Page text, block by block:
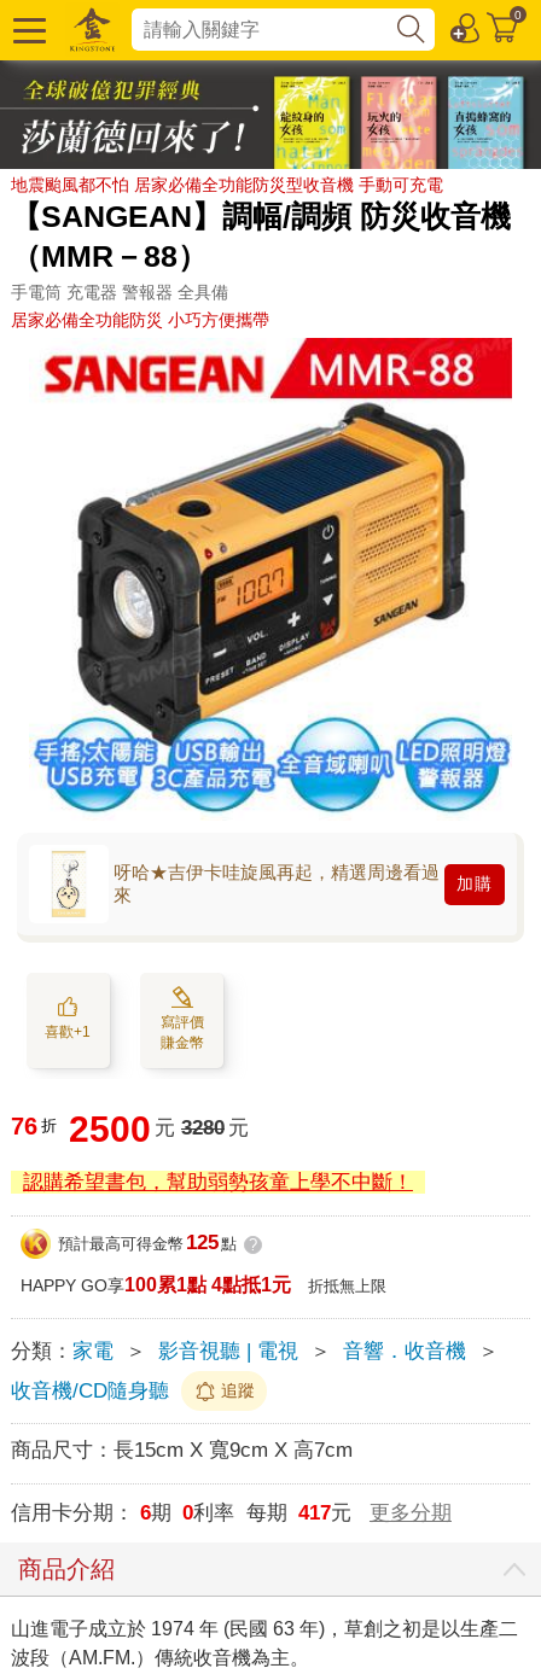
0
地震颱風都不怕 居家必備全功能防災型收音機 手動可充電
【SANGEAN】調幅/調頻 防災收音機
（MMR－88）
手電筒 充電器 警報器 全具備
居家必備全功能防災 小巧方便攜帶
呀哈★吉伊卡哇旋風再起，精選周邊看過
來
加購
喜歡+1
寫評價
賺金幣
76 折 2500 元 3280 元
認購希望書包，幫助弱勢孩童上學不中斷！
預計最高可得金幣 125點 ?
HAPPY GO享100累1點 4點抵1元 折抵無上限
分類： 家電 ＞ 影音視聽 | 電視 ＞ 音響．收音機
＞
收音機/CD隨身聽
追蹤
商品尺寸： 長15cm X 寬9cm X 高7cm
信用卡分期： 6期 0利率 每期 417元 更多分期
商品介紹
山進電子成立於 1974 年 (民國 63 年)，草創之初是以生產二
波段（AM.FM.）傳統收音機為主。